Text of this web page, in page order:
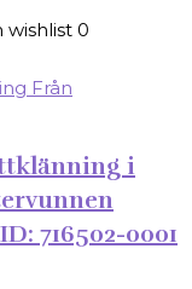
wishlist 0
i
716502-0001